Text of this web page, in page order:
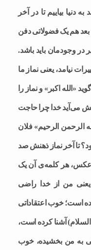
دنیا بیاییم تا در آخر
هم یک فضولاتی دفن
در وجودمان باید باشد.
نیامد، یعنی نماز ما
«الله اکبر» و نماز را
می‌آید خدا چرا حاجت
الرحمن الرحیم» فلان
تا آخر نماز ذهنش صد
هر کلمه‌ی آن یک
یعنی من از خدا راضی
است؛ خوب اعتقاداتی
آشنا کرده است،
به من بخشیده، خوب